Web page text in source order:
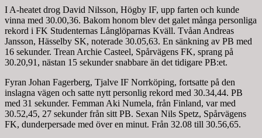
I A-heatet drog David Nilsson, Högby IF, upp farten och kunde
vinna med 30.00,36. Bakom honom blev det galet många personliga
rekord i FK Studenternas Långlöparnas Kväll. Tvåan Andreas
Jansson, Hässelby SK, noterade 30.05,63. En sänkning av PB med
16 sekunder. Trean Archie Casteel, Spårvägens FK, sprang på
30.20,91, nästan 15 sekunder snabbare än det tidigare PB:et.
Fyran Johan Fagerberg, Tjalve IF Norrköping, fortsatte på den
inslagna vägen och satte nytt personlig rekord med 30.34,44. PB
med 31 sekunder. Femman Aki Numela, från Finland, var med
30.52,45, 27 sekunder från sitt PB. Sexan Nils Spetz, Spårvägens
FK, dunderpersade med över en minut. Från 32.08 till 30.56,65.